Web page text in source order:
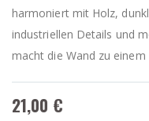
harmoniert mit Holz,
industriellen Details und
macht die Wand zu
21,00 €